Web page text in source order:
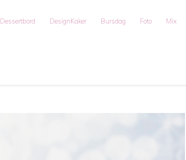
Dessertbord DesignKaker Bursdag Foto Mix